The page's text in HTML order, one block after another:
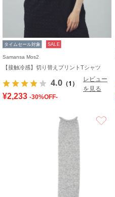
タイムセール対象 SALE
Samansa Mos2
【接触冷感】切り替えプリントTシャツ
4.0 （1）
レビュー
を見る
¥2,233 -30%OFF-